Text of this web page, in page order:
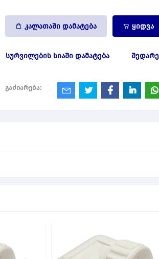
კალათაში დამატება ყიდვა
სურვილების სიაში დამატება
გაძიარება: